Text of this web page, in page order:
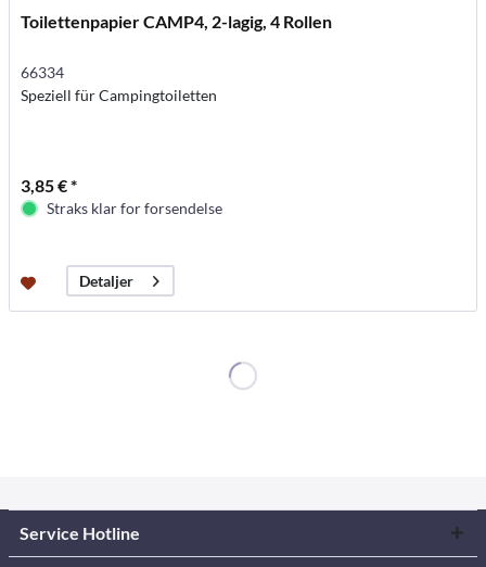
Toilettenpapier CAMP4, 2-lagig, 4 Rollen
66334
Speziell für Campingtoiletten
3,85 € *
Straks klar for forsendelse
Detaljer
Service Hotline